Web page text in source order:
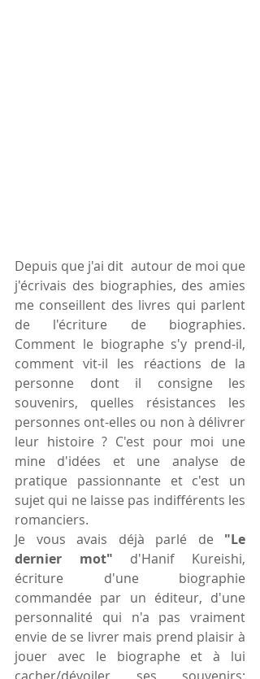
Depuis que j'ai dit  autour de moi que
j'écrivais des biographies, des amies
me conseillent des livres qui parlent
de l'écriture de biographies.
Comment le biographe s'y prend-il,
comment vit-il les réactions de la
personne dont il consigne les
souvenirs, quelles résistances les
personnes ont-elles ou non à délivrer
leur histoire ? C'est pour moi une
mine d'idées et une analyse de
pratique passionnante et c'est un
sujet qui ne laisse pas indifférents les
romanciers.
Je vous avais déjà parlé de "Le
dernier mot" d'Hanif Kureishi,
écriture d'une biographie
commandée par un éditeur, d'une
personnalité qui n'a pas vraiment
envie de se livrer mais prend plaisir à
jouer avec le biographe et à lui